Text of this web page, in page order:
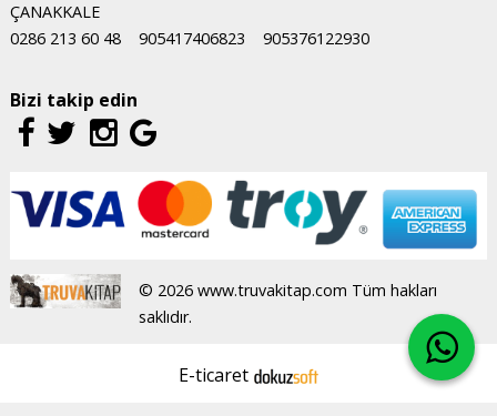
ÇANAKKALE
0286 213 60 48
905417406823 905376122930
Bizi takip edin
© 2026 www.truvakitap.com Tüm hakları
saklıdır.
E-ticaret